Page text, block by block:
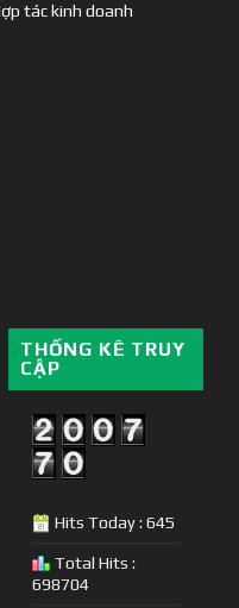
tác kinh doanh
THỐNG KÊ TRUY
CẬP
Hits Today : 645
Total Hits :
698704